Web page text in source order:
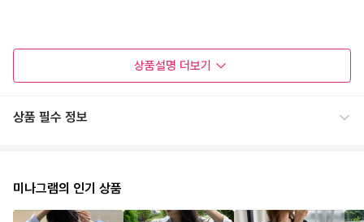
상품설명 더보기
상품 필수 정보
미나그램의 인기 상품